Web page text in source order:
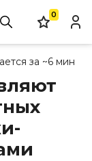
0
за ~6 мин